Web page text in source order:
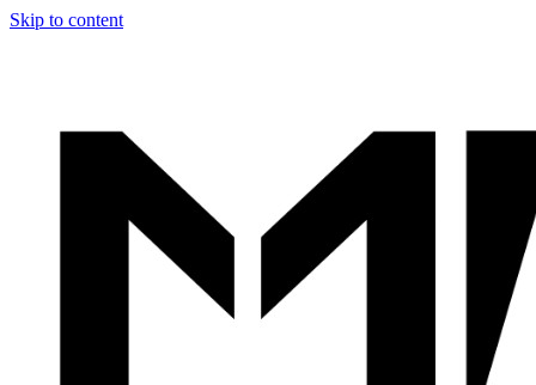
Skip to content